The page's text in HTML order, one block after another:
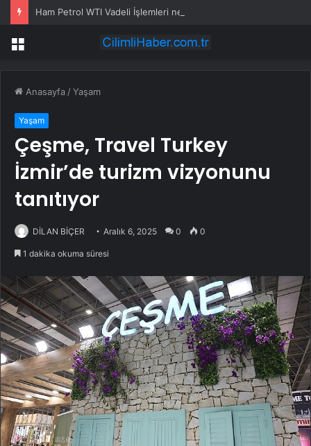
Ham Petrol WTI Vadeli İşlemleri neden düşüyor?
Menü
Anasayfa /Yaşam
Yaşam
Çeşme, Travel Turkey
İzmir’de turizm vizyonunu
tanıtıyor
DİLAN BİÇER Aralık 6, 2025 0 0
1 dakika okuma süresi